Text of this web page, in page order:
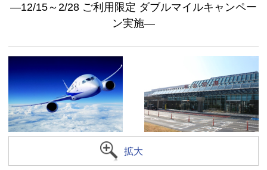
―12/15～2/28 ご利用限定 ダブルマイルキャンペー
ン実施―
拡大